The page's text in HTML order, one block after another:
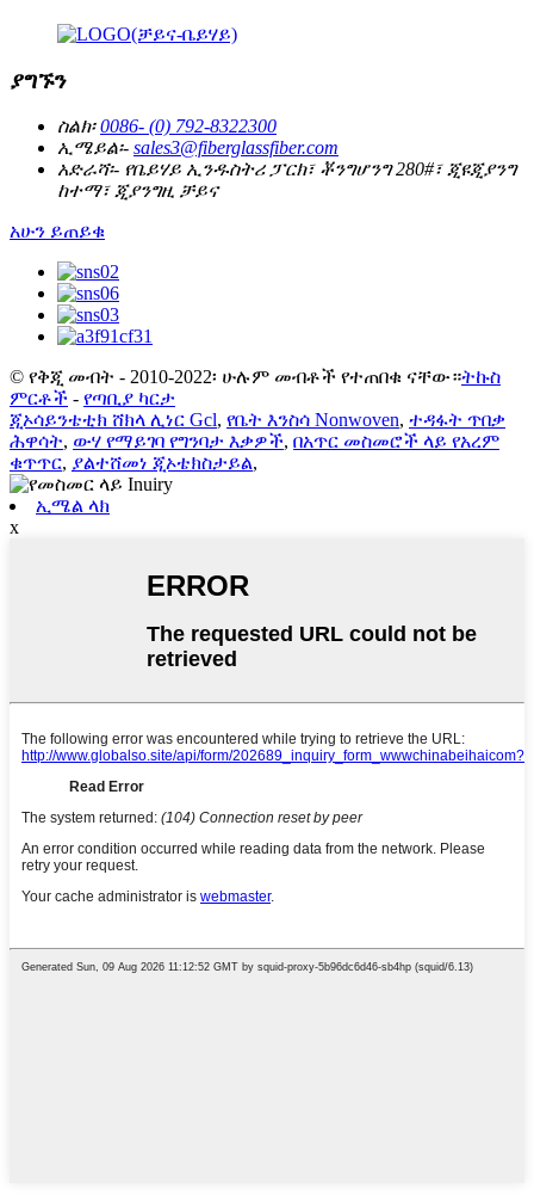
ያግኙን
ስልክ፡ 0086- (0) 792-8322300
ኢሜይል፡- sales3@fiberglassfiber.com
አድራሻ፡- የቤይሃይ ኢንዱስትሪ ፓርክ፣ ቾንግሆንግ 280#፣ ጂዩጂያንግ
ከተማ፣ ጂያንግዚ ቻይና
አሁን ይጠይቁ
© የቅጂ መብት - 2010-2022፡ ሁሉም መብቶች የተጠበቁ ናቸው።ትኩስ
ምርቶች - የጣቢያ ካርታ
ጂኦሳይንቴቲክ ሸክላ ሊነር Gcl, የቤት እንስሳ Nonwoven, ተዳፋት ጥበቃ
ሕዋሳት, ውሃ የማይገባ የግንባታ እቃዎች, በአጥር መስመሮች ላይ የአረም
ቁጥጥር, ያልተሸመነ ጂኦቴክስታይል,
ኢሜል ላክ
x